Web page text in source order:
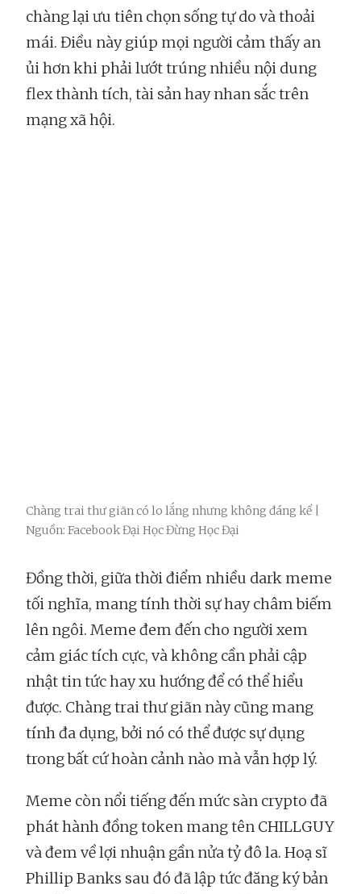
chàng lại ưu tiên chọn sống tự do và thoải
mái. Điều này giúp mọi người cảm thấy an
ủi hơn khi phải lướt trúng nhiều nội dung
flex thành tích, tài sản hay nhan sắc trên
mạng xã hội.
Chàng trai thư giãn có lo lắng nhưng không đáng kể |
Nguồn: Facebook Đại Học Đừng Học Đại
Đồng thời, giữa thời điểm nhiều dark meme
tối nghĩa, mang tính thời sự hay châm biếm
lên ngôi. Meme đem đến cho người xem
cảm giác tích cực, và không cần phải cập
nhật tin tức hay xu hướng để có thể hiểu
được. Chàng trai thư giãn này cũng mang
tính đa dụng, bởi nó có thể được sự dụng
trong bất cứ hoàn cảnh nào mà vẫn hợp lý.
Meme còn nổi tiếng đến mức sàn crypto đã
phát hành đồng token mang tên CHILLGUY
và đem về lợi nhuận gần nửa tỷ đô la. Hoạ sĩ
Phillip Banks sau đó đã lập tức đăng ký bản